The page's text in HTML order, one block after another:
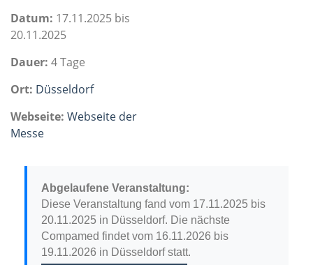
Datum: 17.11.2025 bis
20.11.2025
Dauer: 4 Tage
Ort: Düsseldorf
Webseite: Webseite der
Messe
Abgelaufene Veranstaltung:
Diese Veranstaltung fand vom 17.11.2025 bis
20.11.2025 in Düsseldorf. Die nächste
Compamed findet vom 16.11.2026 bis
19.11.2026 in Düsseldorf statt.